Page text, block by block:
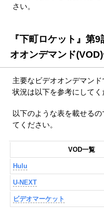
さい。
『下町ロケット』第
オオンデマンド
主要なビデオオンデマン
状況は以下を参考にしてく
以下のような表を載せる
てください。
VOD一覧
Hulu
U-NEXT
ビデオマーケット